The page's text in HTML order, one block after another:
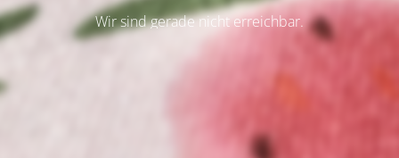
Wir sind gerade nicht erreichbar.